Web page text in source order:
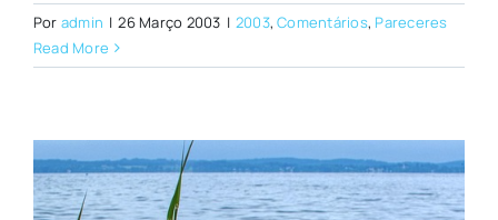
Por admin | 26 Março 2003 | 2003,Comentários, Pareceres
Read More